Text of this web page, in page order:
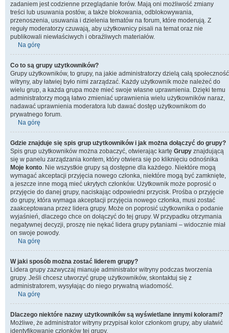
zadaniem jest codzienne przeglądanie forów. Mają oni możliwość zmiany
treści lub usuwania postów, a także blokowania, odblokowywania,
przenoszenia, usuwania i dzielenia tematów na forum, które moderują. Z
reguły moderatorzy czuwają, aby użytkownicy pisali na temat oraz nie
publikowali niewłaściwych i obraźliwych materiałów.
Na górę
Co to są grupy użytkowników?
Grupy użytkowników, to grupy, na jakie administratorzy dzielą całą społeczność
witryny, aby łatwiej było nimi zarządzać. Każdy użytkownik może należeć do
wielu grup, a każda grupa może mieć swoje własne uprawnienia. Dzięki temu
administratorzy mogą łatwo zmieniać uprawnienia wielu użytkowników naraz,
nadawać uprawnienia moderatora lub dawać dostęp użytkownikom do
prywatnego forum.
Na górę
Gdzie znajduje się spis grup użytkowników i jak można dołączyć do grupy?
Spis grup użytkowników można zobaczyć, otwierając kartę Grupy znajdującą
się w panelu zarządzania kontem, który otwiera się po kliknięciu odnośnika
Moje konto. Nie wszystkie grupy są dostępne dla każdego. Niektóre mogą
wymagać akceptacji przyjęcia nowego członka, niektóre mogą być zamknięte,
a jeszcze inne mogą mieć ukrytych członków. Użytkownik może poprosić o
przyjęcie do danej grupy, naciskając odpowiedni przycisk. Prośba o przyjęcie
do grupy, która wymaga akceptacji przyjęcia nowego członka, musi zostać
zaakceptowana przez lidera grupy. Może on poprosić użytkownika o podanie
wyjaśnień, dlaczego chce on dołączyć do tej grupy. W przypadku otrzymania
negatywnej decyzji, proszę nie nękać lidera grupy pytaniami – widocznie miał
on swoje powody.
Na górę
W jaki sposób można zostać liderem grupy?
Lidera grupy zazwyczaj mianuje administrator witryny podczas tworzenia
grupy. Jeśli chcesz utworzyć grupę użytkowników, skontaktuj się z
administratorem, wysyłając do niego prywatną wiadomość.
Na górę
Dlaczego niektóre nazwy użytkowników są wyświetlane innymi kolorami?
Możliwe, że administrator witryny przypisał kolor członkom grupy, aby ułatwić
identyfikowanie członków tej grupy.